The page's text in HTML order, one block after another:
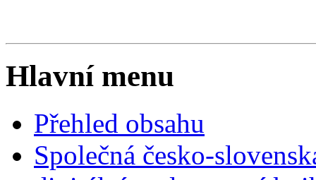
Hlavní menu
Přehled obsahu
Společná česko-